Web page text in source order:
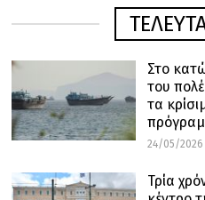
Στο
του
τα
24/05/2026
Τρία